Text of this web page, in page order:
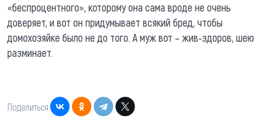
«беспроцентного», которому она сама вроде не очень
доверяет, и вот он придумывает всякий бред, чтобы
домохозяйке было не до того. А муж вот – жив-здоров, шею
разминает.
Поделиться: